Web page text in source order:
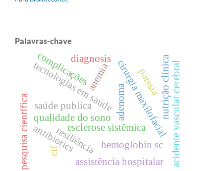
Palavras-chave
adenoma
tecnologias em saúde
esclerose sistêmica
resiliência
cirurgia maxilofacial
nutrição clínica
saúde publica
paresia
antibiotics acidente vascular cerebral
qualidade do sono
cif
assistência hospitalar
pesquisa científica
anemia
complicações
hemoglobin sc
diagnosis